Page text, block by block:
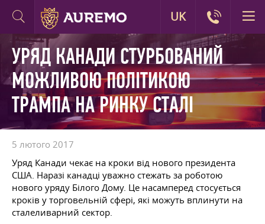
УРЯД КАНАДИ СТУРБОВАНИЙ
МОЖЛИВОЮ ПОЛІТИКОЮ
ТРАМПА НА РИНКУ СТАЛІ
5 лютого 2017
Уряд Канади чекає на кроки від нового президента
США. Наразі канадці уважно стежать за роботою
нового уряду Білого Дому. Це насамперед стосується
кроків у торговельній сфері, які можуть вплинути на
сталеливарний сектор.
UK